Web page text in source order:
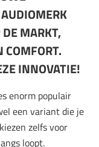
MARKT,
COMFORT.
INNOVATIE!
enorm populair
een variant die je
zelfs voor
loopt.